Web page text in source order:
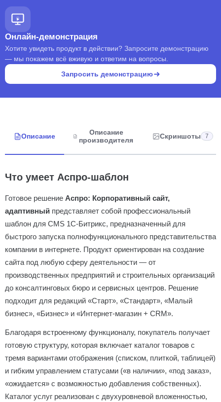
Онлайн-демонстрация
Хотите увидеть продукт в действии? Запросите демонстрацию
— мы покажем всё вживую и ответим на вопросы.
Запросить демонстрацию
Описание
Описание
производителя
Скриншоты 7
Что умеет Аспро-шаблон
Готовое решение Аспро: Корпоративный сайт,
адаптивный представляет собой профессиональный
шаблон для CMS 1С-Битрикс, предназначенный для
быстрого запуска полнофункционального представительства
компании в интернете. Продукт ориентирован на создание
сайта под любую сферу деятельности — от
производственных предприятий и строительных организаций
до консалтинговых бюро и сервисных центров. Решение
подходит для редакций «Старт», «Стандарт», «Малый
бизнес», «Бизнес» и «Интернет-магазин + CRM».
Благодаря встроенному функционалу, покупатель получает
готовую структуру, которая включает каталог товаров с
тремя вариантами отображения (списком, плиткой, таблицей)
и гибким управлением статусами («в наличии», «под заказ»,
«ожидается» с возможностью добавления собственных).
Каталог услуг реализован с двухуровневой вложенностью,